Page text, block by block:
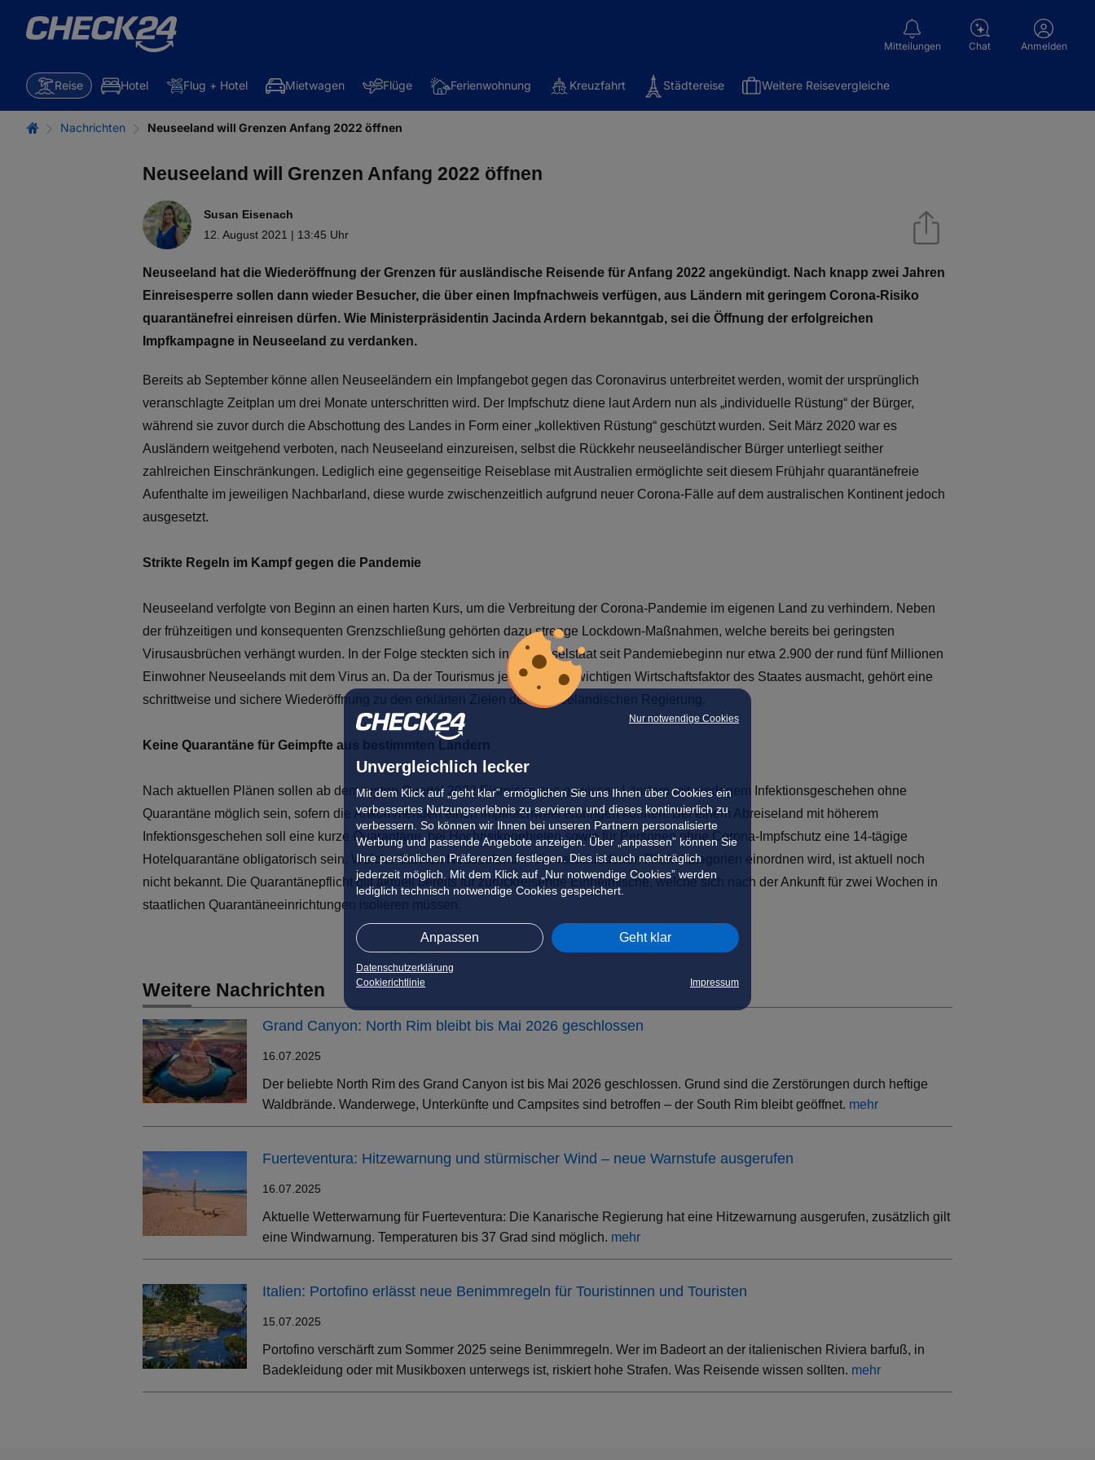
Nur notwendige Cookies
Unvergleichlich lecker
Mit dem Klick auf „geht klar” ermöglichen Sie uns Ihnen über Cookies ein
verbessertes Nutzungserlebnis zu servieren und dieses kontinuierlich zu
verbessern. So können wir Ihnen bei unseren Partnern personalisierte
Werbung und passende Angebote anzeigen. Über „anpassen” können Sie
Ihre persönlichen Präferenzen festlegen. Dies ist auch nachträglich
jederzeit möglich. Mit dem Klick auf „Nur notwendige Cookies” werden
lediglich technisch notwendige Cookies gespeichert.
Anpassen Geht klar
Datenschutzerklärung
Cookierichtlinie
Impressum
Mitteilungen Chat Anmelden
Reise Hotel Flug + Hotel Mietwagen Flüge Ferienwohnung Kreuzfahrt Städtereise Weitere Reisevergleiche
Nachrichten Neuseeland will Grenzen Anfang 2022 öffnen
Neuseeland will Grenzen Anfang 2022 öffnen
Susan Eisenach
12. August 2021 | 13:45 Uhr
Neuseeland hat die Wiederöffnung der Grenzen für ausländische Reisende für Anfang 2022 angekündigt. Nach knapp zwei Jahren
Einreisesperre sollen dann wieder Besucher, die über einen Impfnachweis verfügen, aus Ländern mit geringem Corona-Risiko
quarantänefrei einreisen dürfen. Wie Ministerpräsidentin Jacinda Ardern bekanntgab, sei die Öffnung der erfolgreichen
Impfkampagne in Neuseeland zu verdanken.
Bereits ab September könne allen Neuseeländern ein Impfangebot gegen das Coronavirus unterbreitet werden, womit der ursprünglich
veranschlagte Zeitplan um drei Monate unterschritten wird. Der Impfschutz diene laut Ardern nun als „individuelle Rüstung“ der Bürger,
während sie zuvor durch die Abschottung des Landes in Form einer „kollektiven Rüstung“ geschützt wurden. Seit März 2020 war es
Ausländern weitgehend verboten, nach Neuseeland einzureisen, selbst die Rückkehr neuseeländischer Bürger unterliegt seither
zahlreichen Einschränkungen. Lediglich eine gegenseitige Reiseblase mit Australien ermöglichte seit diesem Frühjahr quarantänefreie
Aufenthalte im jeweiligen Nachbarland, diese wurde zwischenzeitlich aufgrund neuer Corona-Fälle auf dem australischen Kontinent jedoch
ausgesetzt.
Strikte Regeln im Kampf gegen die Pandemie
Neuseeland verfolgte von Beginn an einen harten Kurs, um die Verbreitung der Corona-Pandemie im eigenen Land zu verhindern. Neben
der frühzeitigen und konsequenten Grenzschließung gehörten dazu strenge Lockdown-Maßnahmen, welche bereits bei geringsten
Virusausbrüchen verhängt wurden. In der Folge steckten sich in dem Inselstaat seit Pandemiebeginn nur etwa 2.900 der rund fünf Millionen
Einwohner Neuseelands mit dem Virus an. Da der Tourismus jedoch einen wichtigen Wirtschaftsfaktor des Staates ausmacht, gehört eine
schrittweise und sichere Wiederöffnung zu den erklärten Zielen der neuseeländischen Regierung.
Keine Quarantäne für Geimpfte aus bestimmten Ländern
Nach aktuellen Plänen sollen ab dem ersten Quartal 2022 Einreisen aus gewissen Ländern mit niedrigem Infektionsgeschehen ohne
Quarantäne möglich sein, sofern die Ankommenden einen Impfnachweis erbringen können. Bei einem Abreiseland mit höherem
Infektionsgeschehen soll eine kurze Quarantäne, bei Hochrisikogebieten sowie für Personen ohne Corona-Impfschutz eine 14-tägige
Hotelquarantäne obligatorisch sein. Welche Staaten Neuseeland in die verschiedenen Risikokategorien einordnen wird, ist aktuell noch
nicht bekannt. Die Quarantänepflicht gilt aktuell bereits für zurückreisende Einheimische, welche sich nach der Ankunft für zwei Wochen in
staatlichen Quarantäneeinrichtungen isolieren müssen.
Weitere Nachrichten
Grand Canyon: North Rim bleibt bis Mai 2026 geschlossen
16.07.2025
Der beliebte North Rim des Grand Canyon ist bis Mai 2026 geschlossen. Grund sind die Zerstörungen durch heftige
Waldbrände. Wanderwege, Unterkünfte und Campsites sind betroffen – der South Rim bleibt geöffnet. mehr
Fuerteventura: Hitzewarnung und stürmischer Wind – neue Warnstufe ausgerufen
16.07.2025
Aktuelle Wetterwarnung für Fuerteventura: Die Kanarische Regierung hat eine Hitzewarnung ausgerufen, zusätzlich gilt
eine Windwarnung. Temperaturen bis 37 Grad sind möglich. mehr
Italien: Portofino erlässt neue Benimmregeln für Touristinnen und Touristen
15.07.2025
Portofino verschärft zum Sommer 2025 seine Benimmregeln. Wer im Badeort an der italienischen Riviera barfuß, in
Badekleidung oder mit Musikboxen unterwegs ist, riskiert hohe Strafen. Was Reisende wissen sollten. mehr